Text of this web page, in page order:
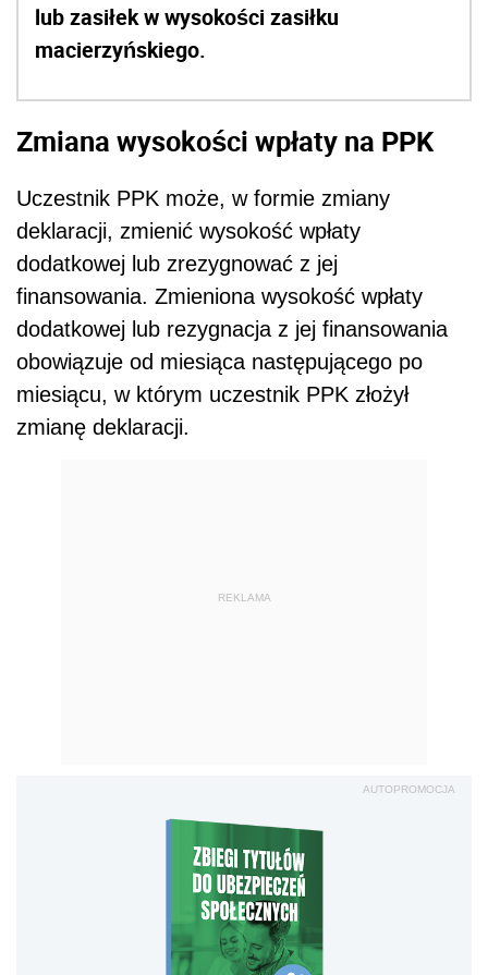
lub zasiłek w wysokości zasiłku
macierzyńskiego.
Zmiana wysokości wpłaty na PPK
Uczestnik PPK może, w formie zmiany
deklaracji, zmienić wysokość wpłaty
dodatkowej lub zrezygnować z jej
finansowania. Zmieniona wysokość wpłaty
dodatkowej lub rezygnacja z jej finansowania
obowiązuje od miesiąca następującego po
miesiącu, w którym uczestnik PPK złożył
zmianę deklaracji.
REKLAMA
AUTOPROMOCJA